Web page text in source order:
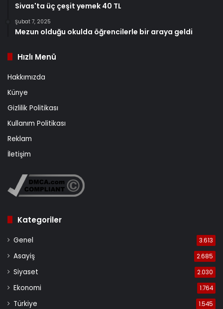
Sivas'ta üç çeşit yemek 40 TL
Şubat 7, 2025
Mezun olduğu okulda öğrencilerle bir araya geldi
Hızlı Menü
Hakkımızda
Künye
Gizlilik Politikası
Kullanım Politikası
Reklam
İletişim
Kategoriler
Genel 3.613
Asayiş 2.685
Siyaset 2.030
Ekonomi 1.764
Türkiye 1.545